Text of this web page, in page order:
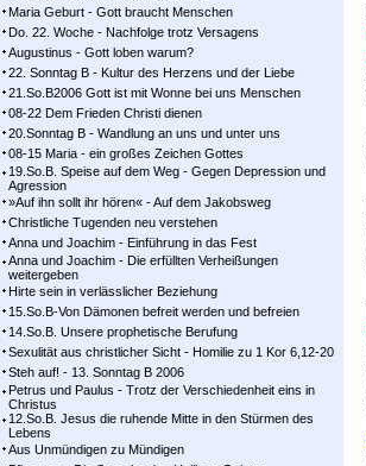
Maria Geburt - Gott braucht Menschen
Do. 22. Woche - Nachfolge trotz Versagens
Augustinus - Gott loben warum?
22. Sonntag B - Kultur des Herzens und der Liebe
21.So.B2006 Gott ist mit Wonne bei uns Menschen
08-22 Dem Frieden Christi dienen
20.Sonntag B - Wandlung an uns und unter uns
08-15 Maria - ein großes Zeichen Gottes
19.So.B. Speise auf dem Weg - Gegen Depression und
Agression
»Auf ihn sollt ihr hören« - Auf dem Jakobsweg
Christliche Tugenden neu verstehen
Anna und Joachim - Einführung in das Fest
Anna und Joachim - Die erfüllten Verheißungen
weitergeben
Hirte sein in verlässlicher Beziehung
15.So.B-Von Dämonen befreit werden und befreien
14.So.B. Unsere prophetische Berufung
Sexulität aus christlicher Sicht - Homilie zu 1 Kor 6,12-20
Steh auf! - 13. Sonntag B 2006
Petrus und Paulus - Trotz der Verschiedenheit eins in
Christus
12.So.B. Jesus die ruhende Mitte in den Stürmen des
Lebens
Aus Unmündigen zu Mündigen